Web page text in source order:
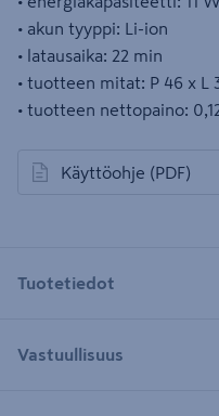
• akun tyyppi: Li-ion
• latausaika: 22 min
• tuotteen mitat: P 46 x L
• tuotteen nettopaino:
Käyttöohje (PDF)
avautuu uuteen
Tuotetiedot
Vastuullisuus